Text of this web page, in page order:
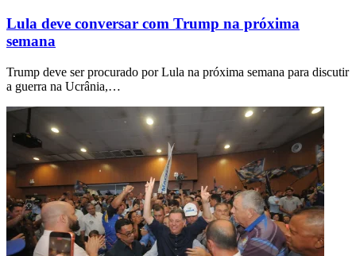
Lula deve conversar com Trump na próxima
semana
Trump deve ser procurado por Lula na próxima semana para discutir
a guerra na Ucrânia,…